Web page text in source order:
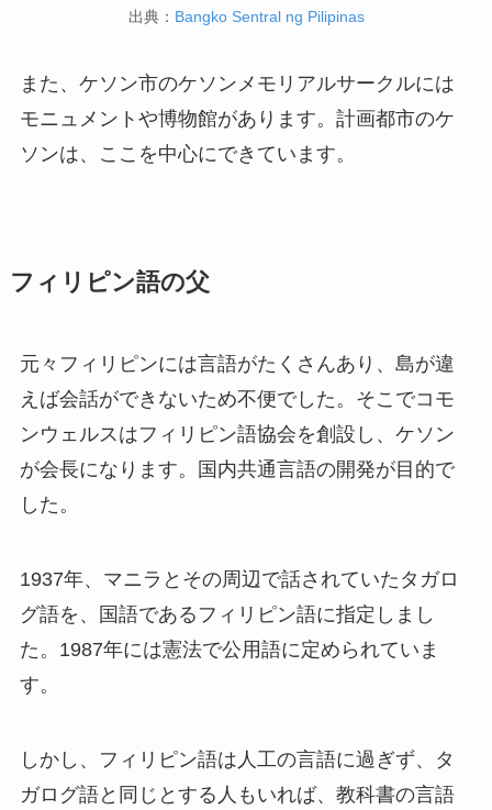
出典： Bangko Sentral ng Pilipinas
また、ケソン市のケソンメモリアルサークルには
モニュメントや博物館があります。計画都市のケ
ソンは、ここを中心にできています。
フィリピン語の父
元々フィリピンには言語がたくさんあり、島が違
えば会話ができないため不便でした。そこでコモ
ンウェルスはフィリピン語協会を創設し、ケソン
が会長になります。国内共通言語の開発が目的で
した。
1937年、マニラとその周辺で話されていたタガロ
グ語を、国語である フィリピン語に指定しまし
た。1987年には憲法で公用語に定められていま
す。
しかし、フィリピン語は人工の言語に過ぎず、タ
ガログ語と同じとする人もいれば、教科書の言語